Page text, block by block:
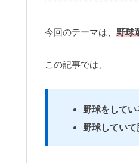
今回のテーマは、 野球
この記事では、
野球をしてい
野球してい